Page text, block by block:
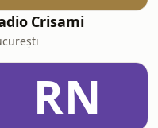
Crisami
RN